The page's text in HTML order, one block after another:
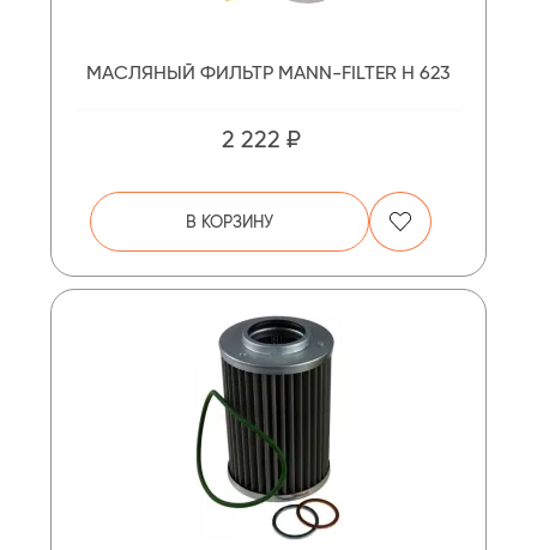
МАСЛЯНЫЙ ФИЛЬТР MANN-FILTER H 623
2 222 ₽
В КОРЗИНУ